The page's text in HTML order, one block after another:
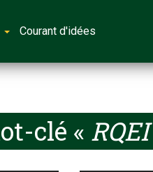
Courant d'idées
clé « RQEI